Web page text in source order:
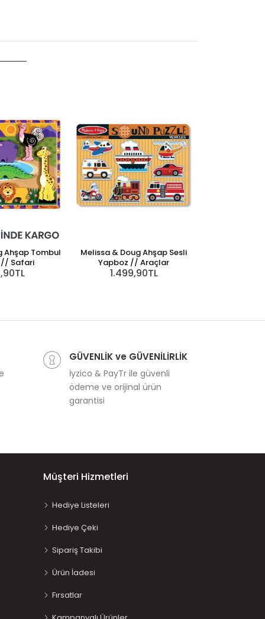
Ahşap Tombul
Safari
Melissa & Doug Ahşap Sesli
Yapboz // Araçlar
1.499,90TL
GÜVENLİK ve GÜVENİLİRLİK
İyzico & PayTr ile güvenli
ödeme ve orijinal ürün
garantisi
Müşteri Hizmetleri
Hediye Listeleri
Hediye Çeki
Sipariş Takibi
Ürün İadesi
Fırsatlar